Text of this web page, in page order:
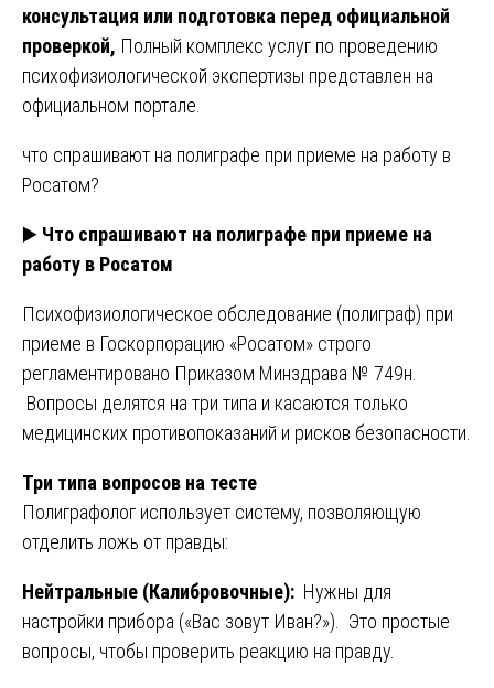
консультация или подготовка перед официальной
проверкой, Полный комплекс услуг по проведению
психофизиологической экспертизы представлен на
официальном портале.
что спрашивают на полиграфе при приеме на работу в
Росатом?
▶️ Что спрашивают на полиграфе при приеме на
работу в Росатом
Психофизиологическое обследование (полиграф) при
приеме в Госкорпорацию «Росатом» строго
регламентировано Приказом Минздрава № 749н.
Вопросы делятся на три типа и касаются только
медицинских противопоказаний и рисков безопасности.
Три типа вопросов на тесте
Полиграфолог использует систему, позволяющую
отделить ложь от правды:
Нейтральные (Калибровочные): Нужны для
настройки прибора («Вас зовут Иван?»). Это простые
вопросы, чтобы проверить реакцию на правду.